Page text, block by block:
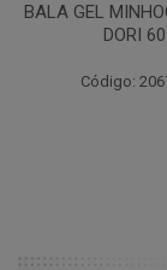
BALA GEL
DORI 60
Código: